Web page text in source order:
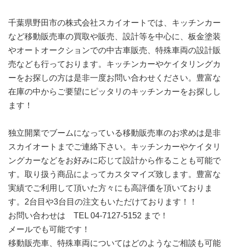
千葉県野田市の株式会社スカイオートでは、キッチンカー
など移動販売車の買取や販売、設計等を中心に、板金塗装
やオートオークションでの中古車販売、特殊車両の設計販
売なども行っております。キッチンカーやケイタリングカ
ーをお探しの方は是非一度お問い合わせください。豊富な
在庫の中からご要望にピッタリのキッチンカーをお探しし
ます！
独立開業でブームになっている移動販売車のお求めは是非
スカイオートまでご連絡下さい。キッチンカーやケイタリ
ングカーなどをお好みに応じて設計から作ることも可能で
す。取り扱う商品によってカスタマイズ致します。豊富な
実績でご利用して頂いた方々にも高評価を頂いておりま
す。2台目や3台目の注文もいただけております！！
お問い合わせは TEL 04-7127-5152 まで！
メールでも可能です！
移動販売車、特殊車両についてはどのようなご相談も可能